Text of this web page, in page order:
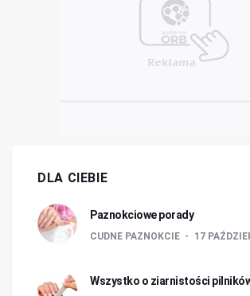
DLA CIEBIE
Paznokciowe porady
CUDNE PAZNOKCIE 17
Wszystko o ziarnistości